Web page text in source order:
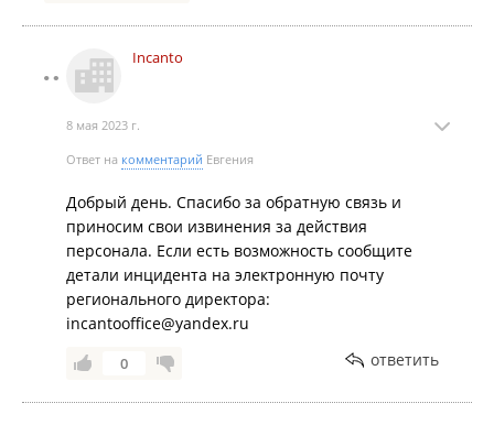
это норма в данной организации, и реакции от
руководства нет.
Incanto
8 мая 2023 г.
Ответ на комментарий Евгения
Добрый день. Спасибо за обратную связь и
приносим свои извинения за действия
персонала. Если есть возможность сообщите
детали инцидента на электронную почту
регионального директора:
incantooffice@yandex.ru
0 ответить